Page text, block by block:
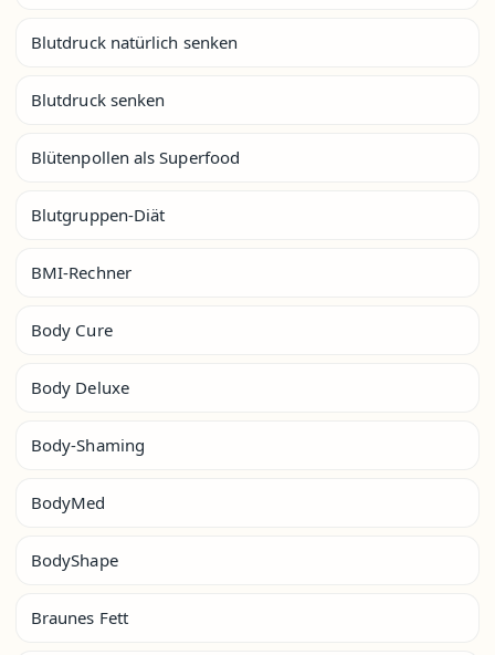
Blutdruck natürlich senken
Blutdruck senken
Blütenpollen als Superfood
Blutgruppen-Diät
BMI-Rechner
Body Cure
Body Deluxe
Body-Shaming
BodyMed
BodyShape
Braunes Fett